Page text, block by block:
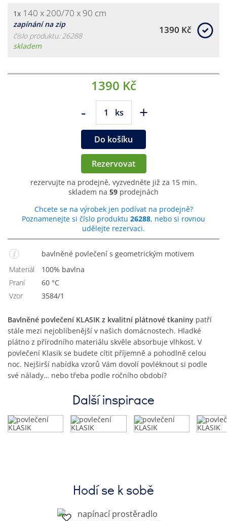
1x 140 x 200/70 x 90 cm
zapínání na zip
číslo produktu: 26288
skladem
1390 Kč
1390 Kč
- ks +
Do košíku
Rezervovat
rezervujte na prodejně, vyzvedněte již za 15 min.
skladem na 59 prodejnách
Chcete se na výrobek jen podívat na prodejně?
Poznamenejte si číslo produktu 26288, nebo si rovnou
udělejte rezervaci.
bavlněné povlečení s geometrickým motivem
Materiál
100% bavlna
Praní
60 °C
Vzor
3584/1
Bavlněné povlečení KLASIK z kvalitní plátnové tkaniny patří
stále mezi nejoblíbenější v našich domácnostech. Hladké
plátno z přírodního materiálu skvěle absorbuje vlhkost. V
povlečení Klasik se budete cítit příjemně a pohodlně celou
noc. Nejširší nabídka vzorů Vám dovolí povléknout si podle
své nálady… nebo třeba podle ročního období?
Další inspirace
Hodí se k sobě